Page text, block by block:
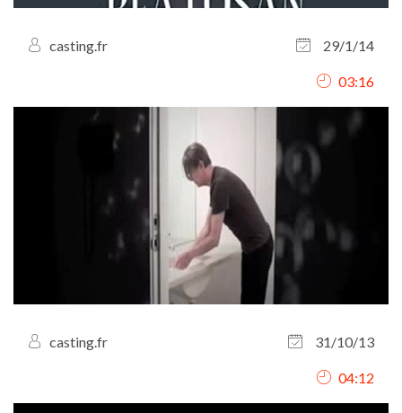
casting.fr 29/1/14
03:16
casting.fr 31/10/13
04:12